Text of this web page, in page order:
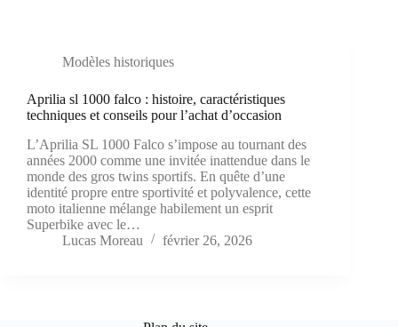
Modèles historiques
Aprilia sl 1000 falco : histoire, caractéristiques
techniques et conseils pour l’achat d’occasion
L’Aprilia SL 1000 Falco s’impose au tournant des
années 2000 comme une invitée inattendue dans le
monde des gros twins sportifs. En quête d’une
identité propre entre sportivité et polyvalence, cette
moto italienne mélange habilement un esprit
Superbike avec le…
Lucas Moreau
février 26, 2026